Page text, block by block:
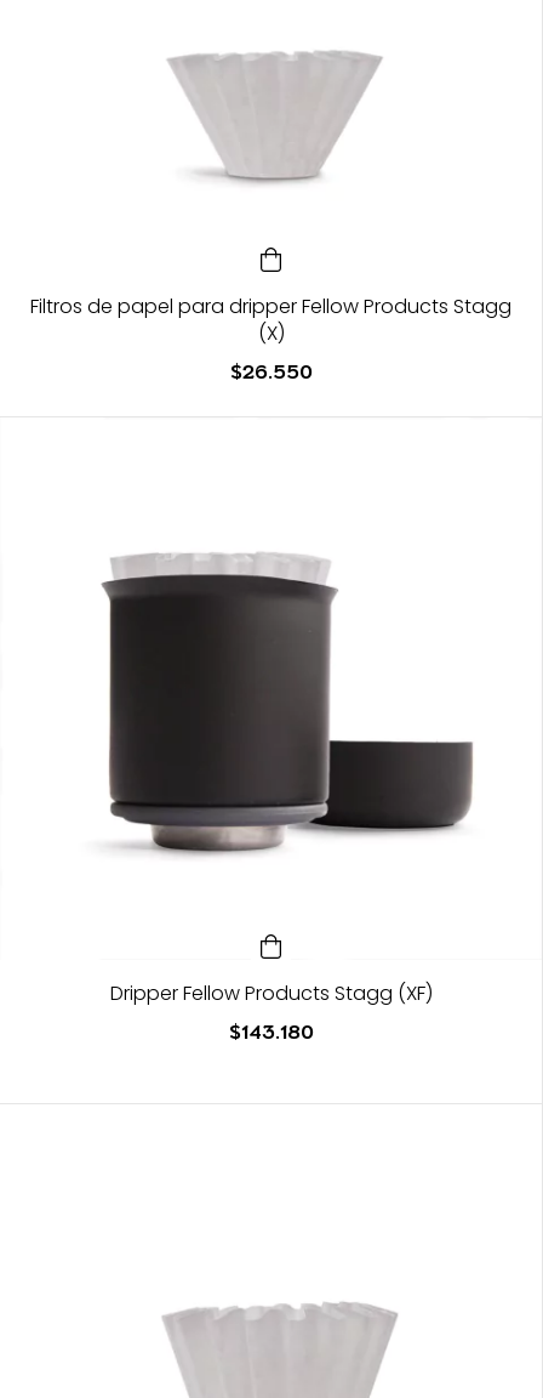
Filtros de papel para dripper Fellow Products Stagg
(X)
$26.550
Dripper Fellow Products Stagg (XF)
$143.180